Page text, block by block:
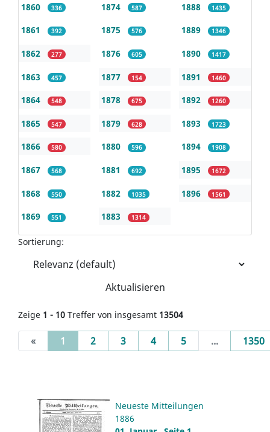
1860 336
1861 392
1862 277
1863 457
1864 548
1865 547
1866 580
1867 568
1868 550
1869 551
1874 587
1875 576
1876 605
1877 154
1878 675
1879 628
1880 596
1881 692
1882 1035
1883 1314
1888 1435
1889 1346
1890 1417
1891 1460
1892 1260
1893 1723
1894 1908
1895 1672
1896 1561
Sortierung:
Aktualisieren
Zeige 1 - 10 Treffer von insgesamt 13504
« 1 (current)
2 3 4 5 ... 1350
Neueste Mitteilungen
1886